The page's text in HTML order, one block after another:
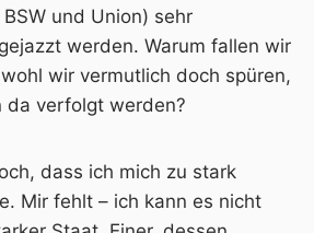
und Union) sehr
werden. Warum fallen wir
wir vermutlich doch spüren,
da verfolgt werden?
dass ich mich zu stark
Mir fehlt – ich kann es nicht